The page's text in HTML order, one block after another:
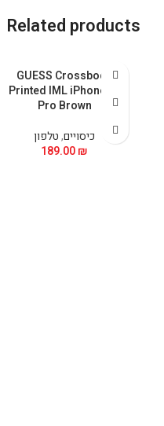
Related products
GUESS Crossbody
Printed IML iPhone 15
Pro Brown
כיסויים,טלפון
189.00₪